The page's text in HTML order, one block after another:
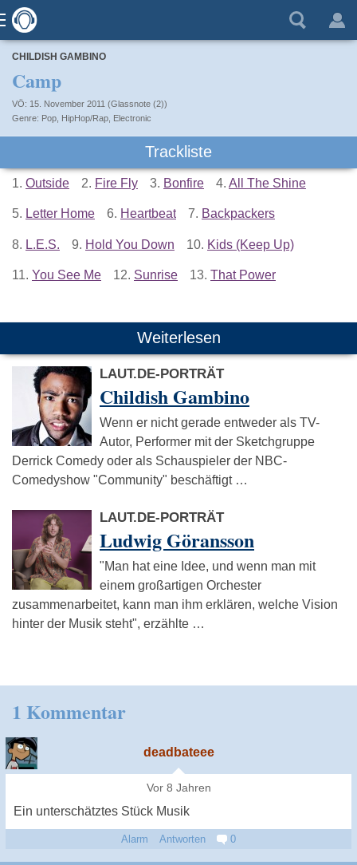
CHILDISH GAMBINO
Camp
VÖ: 15. November 2011 (Glassnote (2))
Pop HipHop/Rap Electronic
Trackliste
1. Outside 2. Fire Fly 3. Bonfire 4. All The Shine
5. Letter Home 6. Heartbeat 7. Backpackers
8. L.E.S. 9. Hold You Down 10. Kids (Keep Up)
11. You See Me 12. Sunrise 13. That Power
Weiterlesen
LAUT.DE-PORTRÄT
Childish Gambino
Wenn er nicht gerade entweder als TV-
Autor, Performer mit der Sketchgruppe
Derrick Comedy oder als Schauspieler der NBC-
Comedyshow "Community" beschäftigt …
LAUT.DE-PORTRÄT
Ludwig Göransson
"Man hat eine Idee, und wenn man mit
einem großartigen Orchester
zusammenarbeitet, kann man ihm erklären, welche Vision
hinter der Musik steht", erzählte …
1 Kommentar
deadbateee
Vor 8 Jahren
Ein unterschätztes Stück Musik
Alarm Antworten 0